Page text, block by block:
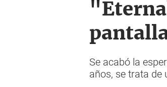
Se acabó la
años, se trata de